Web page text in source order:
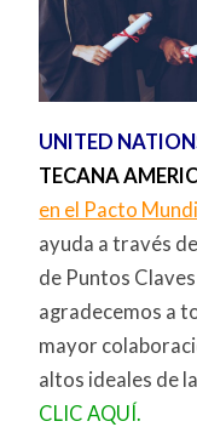
UNITED
TECANA
en el Pacto
ayuda a través
de Puntos
agradecemos a
mayor
altos ideales de
CLIC AQUÍ.